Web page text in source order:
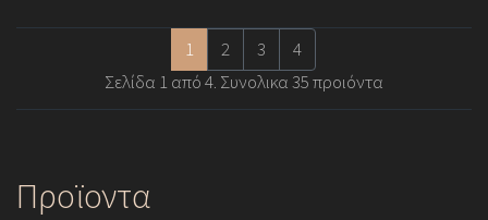
1 2 3
4
Σελίδα 1 από 4. Συνολικα 35 προιόντα
Προϊοντα